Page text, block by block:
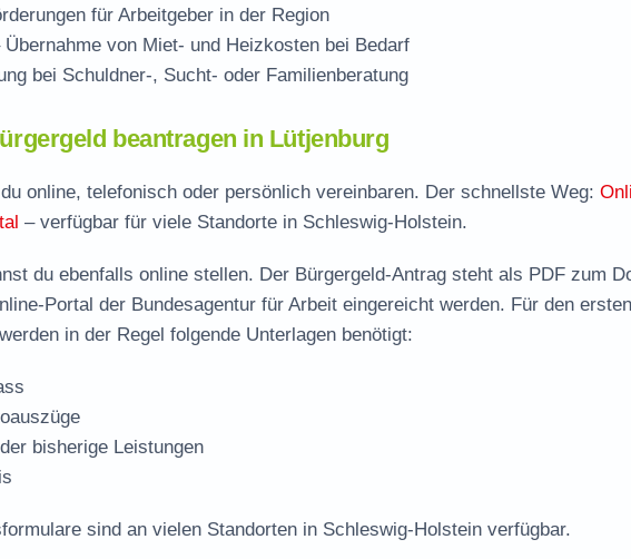
für Arbeitgeber in der Region
Übernahme von Miet- und Heizkosten bei Bedarf
bei Schuldner-, Sucht- oder Familienberatung
beantragen in Lütjenburg
online, telefonisch oder persönlich vereinbaren. Der schnellste Weg:
– verfügbar für viele Standorte in Schleswig-Holstein.
du ebenfalls online stellen. Der Bürgergeld-Antrag steht als PDF zum
Portal der Bundesagentur für Arbeit eingereicht werden. Für den ersten
in der Regel folgende Unterlagen benötigt:
bisherige Leistungen
sind an vielen Standorten in Schleswig-Holstein verfügbar.